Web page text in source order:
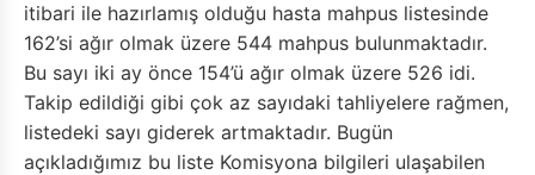
itibari ile hazırlamış olduğu hasta mahpus listesinde
162’si ağır olmak üzere 544 mahpus bulunmaktadır.
Bu sayı iki ay önce 154’ü ağır olmak üzere 526 idi.
Takip edildiği gibi çok az sayıdaki tahliyelere rağmen,
listedeki sayı giderek artmaktadır. Bugün
açıkladığımız bu liste Komisyona bilgileri ulaşabilen